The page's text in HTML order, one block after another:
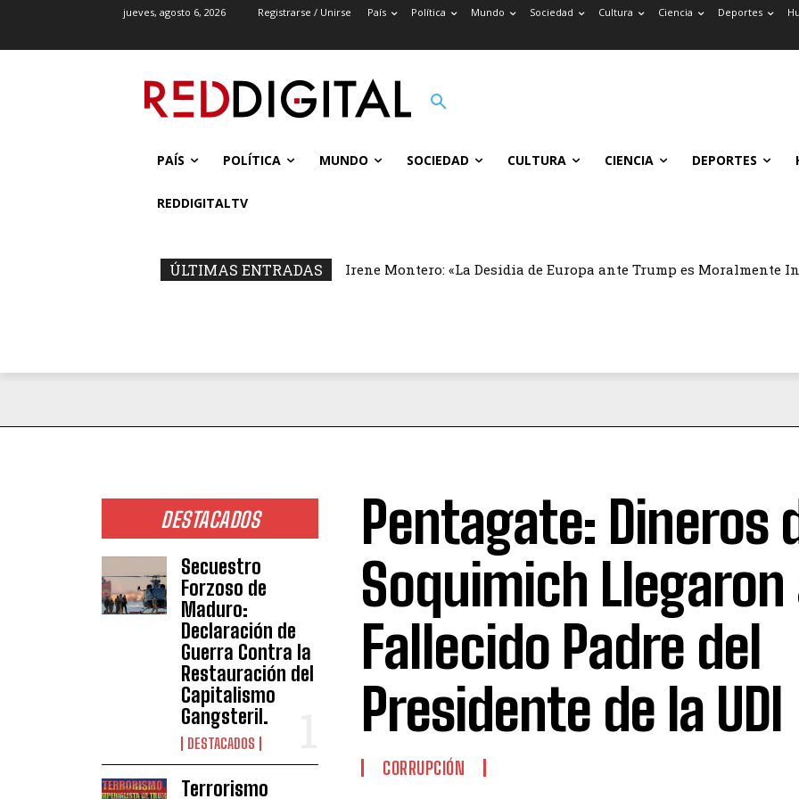
jueves, agosto 6, 2026 Registrarse / Unirse País Política Mundo Sociedad Cultura Ciencia Deportes
PAÍS POLÍTICA MUNDO SOCIEDAD CULTURA CIENCIA DEPORTES
REDDIGITALTV
ÚLTIMAS ENTRADAS Irene Montero: «La Desidia de Europa ante Trump es Moralmente
DESTACADOS
Secuestro
Forzoso de
Maduro:
Declaración de
Guerra Contra la
Restauración del
Capitalismo
Gangsteril.
DESTACADOS
Terrorismo
Pentagate: Dineros
Soquimich Llegaron
Fallecido Padre del
Presidente de la UDI
CORRUPCIÓN